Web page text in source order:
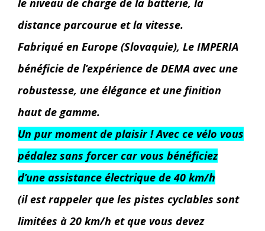
le niveau de charge de la batterie, la
distance parcourue et la vitesse.
Fabriqué en Europe (Slovaquie), Le IMPERIA
bénéficie de l’expérience de DEMA avec une
robustesse, une élégance et une finition
haut de gamme.
Un pur moment de plaisir ! Avec ce vélo vous
pédalez sans forcer car vous bénéficiez
d’une assistance électrique de 40 km/h
(il est rappeler que les pistes cyclables sont
limitées à 20 km/h et que vous devez